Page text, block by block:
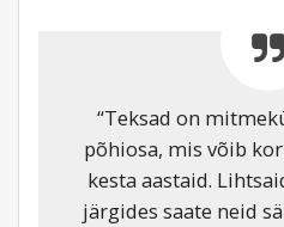
“Teksad on
põhiosa, mis võib
kesta aastaid.
järgides saate neid